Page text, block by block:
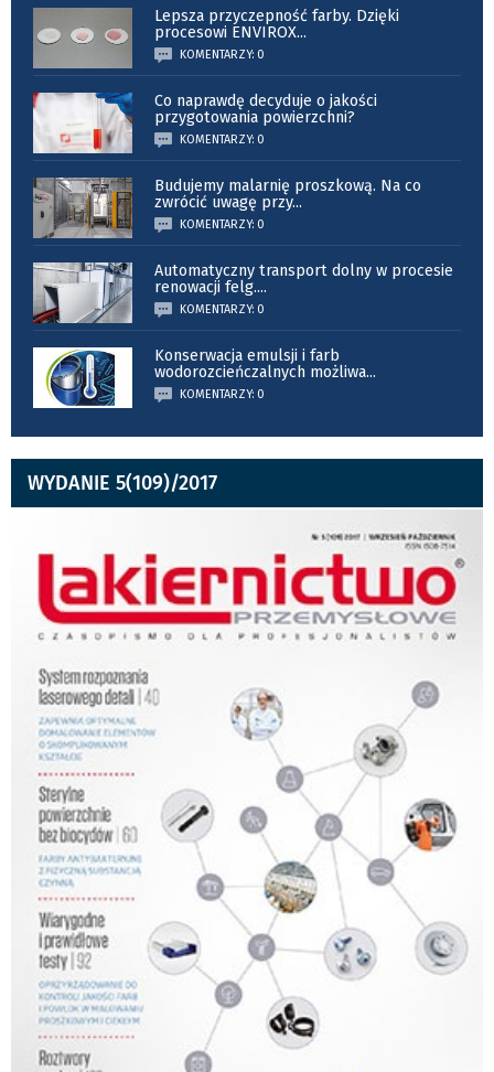
Lepsza przyczepność farby. Dzięki
procesowi ENVIROX...
KOMENTARZY: 0
Co naprawdę decyduje o jakości
przygotowania powierzchni?
KOMENTARZY: 0
Budujemy malarnię proszkową. Na co
zwrócić uwagę przy...
KOMENTARZY: 0
Automatyczny transport dolny w procesie
renowacji felg....
KOMENTARZY: 0
Konserwacja emulsji i farb
wodorozcieńczalnych możliwa...
KOMENTARZY: 0
WYDANIE 5(109)/2017